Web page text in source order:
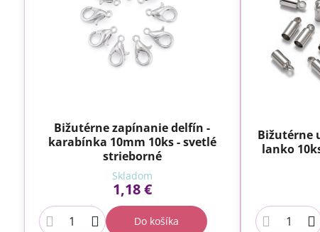
Bižutérne zapínanie delfín -
karabínka 10mm 10ks - svetlé
strieborné
Skladom
1,18 €
Do košíka
Bižutérne
lanko